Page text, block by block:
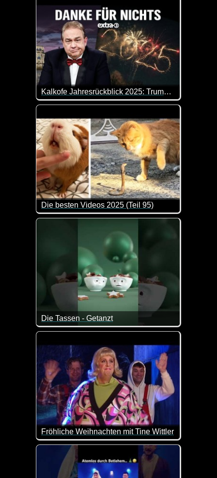
Kalkofe Jahresrückblick 2025: Trump, Merz und anderer Mist - extra 3
Danke für nichts, 2025! Hier kommt der ultimative
Die besten Videos 2025 (Teil 95)
Eine tolle Zusammenstellung von lustigen
Die Tassen - Getanzt
Das kann man so oder so sehen :-)
Fröhliche Weihnachten mit Tine Wittler
Die jungen Eltern Maria und Josef leben in einem